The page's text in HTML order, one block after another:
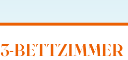
3-BETTZIMMER